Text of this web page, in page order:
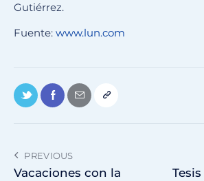
Gutiérrez.
Fuente: www.lun.com
PREVIOUS
Vacaciones con la